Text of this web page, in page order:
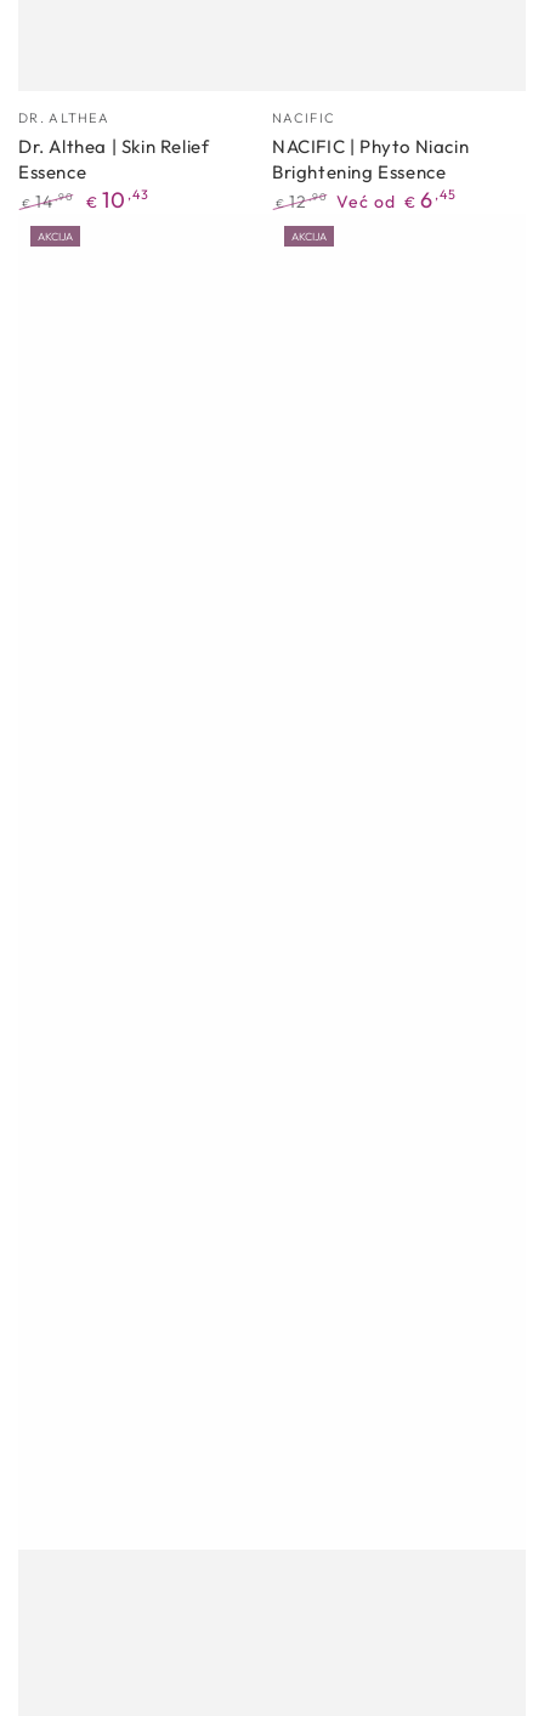
Proizvođać
DR. ALTHEA
Dr. Althea | Skin Relief
Essence
Redovna
cijena
€ 14,90 € 10 ,43
Proizvođać
NACIFIC
NACIFIC | Phyto Niacin
Brightening Essence
Redovna
cijena
€ 12,90 Već od € 6 ,45
AKCIJA AKCIJA